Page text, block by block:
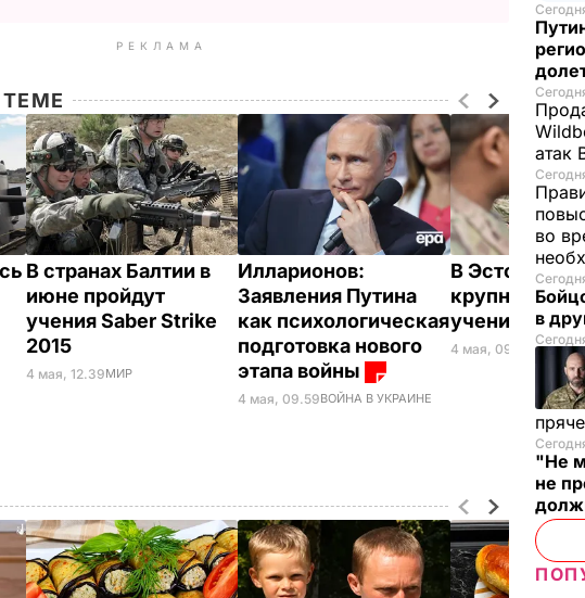
РЕКЛАМА
В странах Балтии в
июне пройдут
учения Saber Strike
2015
4 мая, 12.39МИР
Илларионов:
Заявления Путина
как психологическая
подготовка нового
этапа войны
4 мая, 09.59ВОЙНА В УКРАИНЕ
В Эстонии
крупные
учения Siil
4 мая, 09.28 МИР
атак
во
в
"Не
не